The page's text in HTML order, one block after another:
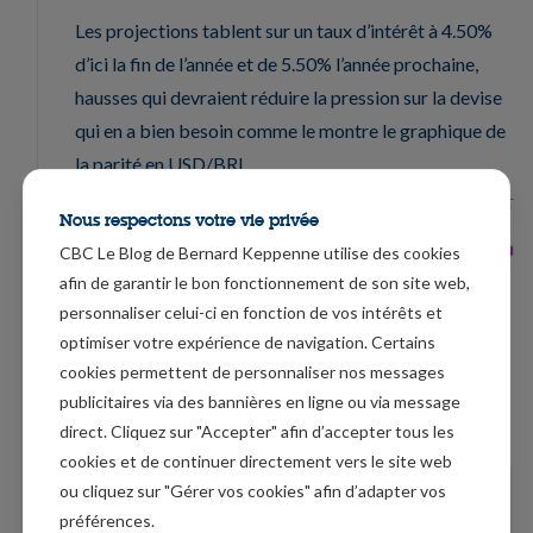
Les projections tablent sur un taux d’intérêt à 4.50%
d’ici la fin de l’année et de 5.50% l’année prochaine,
hausses qui devraient réduire la pression sur la devise
qui en a bien besoin comme le montre le graphique de
la parité en USD/BRL.
Que va faire la banque centrale de Turquie ?
Nous respectons votre vie privée
CBC Le Blog de Bernard Keppenne utilise des cookies
afin de garantir le bon fonctionnement de son site web,
personnaliser celui-ci en fonction de vos intérêts et
optimiser votre expérience de navigation. Certains
cookies permettent de personnaliser nos messages
publicitaires via des bannières en ligne ou via message
direct. Cliquez sur "Accepter" afin d’accepter tous les
cookies et de continuer directement vers le site web
ou cliquez sur "Gérer vos cookies" afin d’adapter vos
préférences.